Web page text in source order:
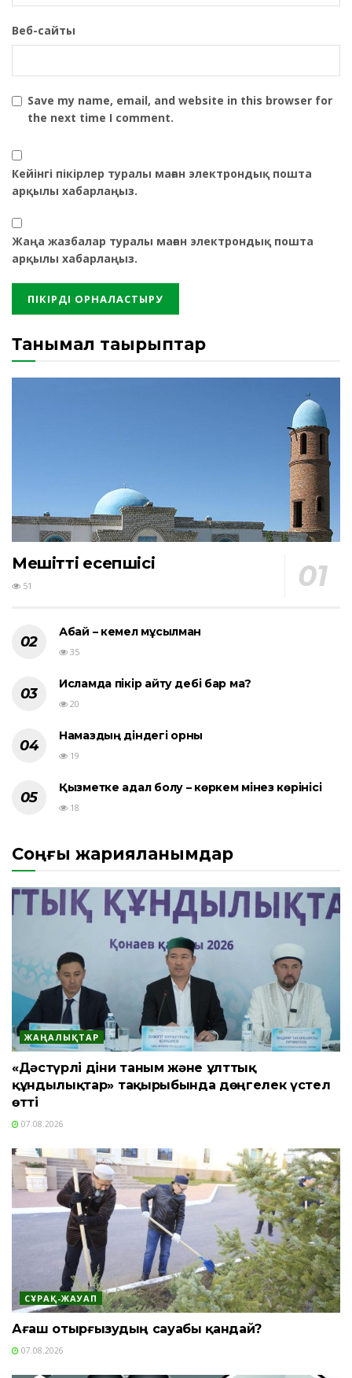
Веб-сайты
Save my name, email, and website in this browser for
the next time I comment.
Кейінгі пікірлер туралы маған электрондық пошта
арқылы хабарлаңыз.
Жаңа жазбалар туралы маған электрондық пошта
арқылы хабарлаңыз.
Танымал тақырыптар
Мешіттің есепшісі
51
Абай – кемел мұсылман
35
Исламда пікір айту әдебі бар ма?
20
Намаздың діндегі орны
19
Қызметке адал болу – көркем мінез көрінісі
18
Соңғы жарияланымдар
ЖАҢАЛЫҚТАР
«Дәстүрлі діни таным және ұлттық
құндылықтар» тақырыбында дөңгелек үстел
өтті
07.08.2026
СҰРАҚ-ЖАУАП
Ағаш отырғызудың сауабы қандай?
07.08.2026